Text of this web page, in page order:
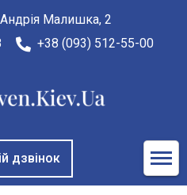
Малишка, 2
+38 (093) 512-55-00
дзвінок